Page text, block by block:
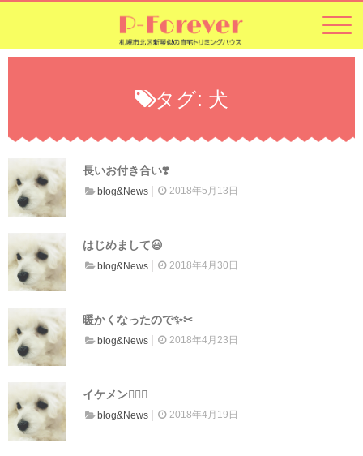
タグ: 犬
長いお付き合い❣️
blog&News 2018年5月13日
はじめまして😃
blog&News 2018年4月30日
暖かくなったので✨✂
blog&News 2018年4月23日
イケメン💇🏻‍♂️
blog&News 2018年4月19日